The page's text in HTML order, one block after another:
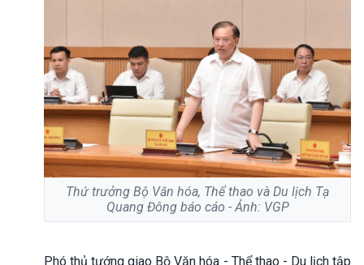
Thứ trưởng Bộ Văn hóa, Thể thao và Du lịch Tạ
Quang Đông báo cáo - Ảnh: VGP
Phó thủ tướng giao Bộ Văn hóa - Thể thao - Du lịch tập